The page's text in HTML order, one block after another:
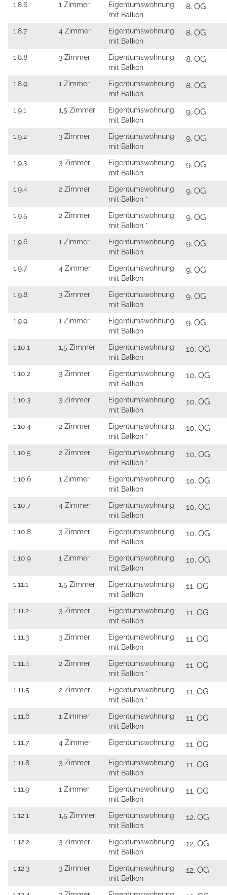
1.8.6 1 Zimmer
Eigentumswohnung
mit Balkon
8. OG
1.8.7 4 Zimmer
Eigentumswohnung
mit Balkon
8. OG
1.8.8 3 Zimmer
Eigentumswohnung
mit Balkon
8. OG
1.8.9 1 Zimmer
Eigentumswohnung
mit Balkon
8. OG
1.9.1 1,5 Zimmer
Eigentumswohnung
mit Balkon
9. OG
1.9.2 3 Zimmer
Eigentumswohnung
mit Balkon
9. OG
1.9.3 3 Zimmer
Eigentumswohnung
mit Balkon
9. OG
1.9.4 2 Zimmer
Eigentumswohnung
mit Balkon *
9. OG
1.9.5 2 Zimmer
Eigentumswohnung
mit Balkon *
9. OG
1.9.6 1 Zimmer
Eigentumswohnung
mit Balkon
9. OG
1.9.7 4 Zimmer
Eigentumswohnung
mit Balkon
9. OG
1.9.8 3 Zimmer
Eigentumswohnung
mit Balkon
9. OG
1.9.9 1 Zimmer
Eigentumswohnung
mit Balkon
9. OG
1.10.1 1,5 Zimmer
Eigentumswohnung
mit Balkon
10. OG
1.10.2 3 Zimmer
Eigentumswohnung
mit Balkon
10. OG
1.10.3 3 Zimmer
Eigentumswohnung
mit Balkon
10. OG
1.10.4 2 Zimmer
Eigentumswohnung
mit Balkon *
10. OG
1.10.5 2 Zimmer
Eigentumswohnung
mit Balkon *
10. OG
1.10.6 1 Zimmer
Eigentumswohnung
mit Balkon
10. OG
1.10.7 4 Zimmer
Eigentumswohnung
mit Balkon
10. OG
1.10.8 3 Zimmer
Eigentumswohnung
mit Balkon
10. OG
1.10.9 1 Zimmer
Eigentumswohnung
mit Balkon
10. OG
1.11.1 1,5 Zimmer
Eigentumswohnung
mit Balkon
11. OG
1.11.2 3 Zimmer
Eigentumswohnung
mit Balkon
11. OG
1.11.3 3 Zimmer
Eigentumswohnung
mit Balkon
11. OG
1.11.4 2 Zimmer
Eigentumswohnung
mit Balkon *
11. OG
1.11.5 2 Zimmer
Eigentumswohnung
mit Balkon *
11. OG
1.11.6 1 Zimmer
Eigentumswohnung
mit Balkon
11. OG
1.11.7 4 Zimmer Eigentumswohnung 11. OG
1.11.8 3 Zimmer
Eigentumswohnung
mit Balkon
11. OG
1.11.9 1 Zimmer
Eigentumswohnung
mit Balkon
11. OG
1.12.1 1,5 Zimmer
Eigentumswohnung
mit Balkon
12. OG
1.12.2 3 Zimmer
Eigentumswohnung
mit Balkon
12. OG
1.12.3 3 Zimmer
Eigentumswohnung
mit Balkon
12. OG